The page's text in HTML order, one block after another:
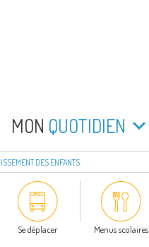
MON QUOTIDIEN
DES ENFANTS.
Se déplacer Menus scolaires